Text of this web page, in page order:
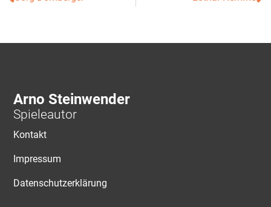
Arno Steinwender
Spieleautor
Kontakt
Impressum
Datenschutzerklärung